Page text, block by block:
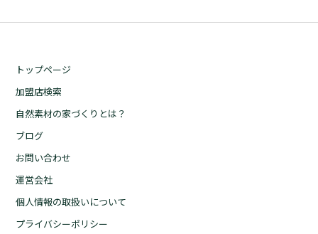
トップページ
加盟店検索
自然素材の家づくりとは？
ブログ
お問い合わせ
運営会社
個人情報の取扱いについて
プライバシーポリシー